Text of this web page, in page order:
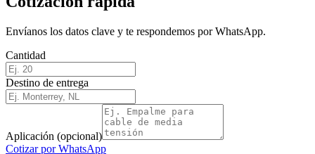
Envíanos los datos clave y te respondemos por WhatsApp.
Cantidad
Destino de entrega
Aplicación (opcional)
Cotizar por WhatsApp